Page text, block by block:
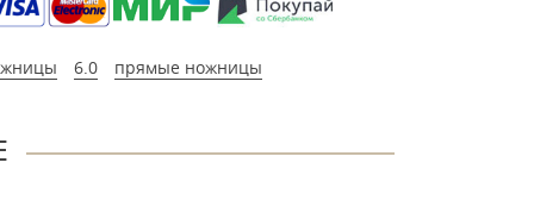
6.0 прямые ножницы